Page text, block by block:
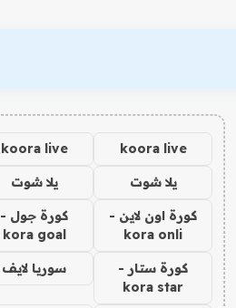
koora live
koora live
يلا شوت يلا شوت
كورة اون لاين -
kora onli
كورة جول -
kora goal
كورة ستار -
kora star
سوريا لايف